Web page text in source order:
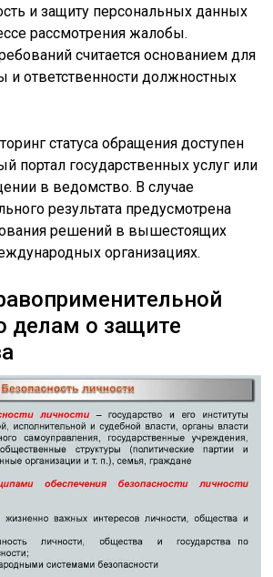
и защиту персональных данных
рассмотрения жалобы.
считается основанием для
и ответственности должностных
статуса обращения доступен
портал государственных услуг или
в ведомство. В случае
результата предусмотрена
решений в вышестоящих
организациях.
делам о защите